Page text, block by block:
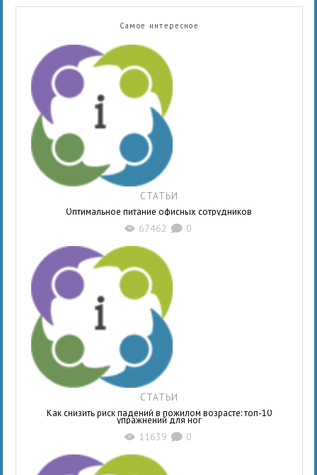
Самое интересное
СТАТЬИ
Оптимальное питание офисных сотрудников
X 67462 K 0
СТАТЬИ
Как снизить риск падений в пожилом возрасте: топ-10
упражнений для ног
X 11639 K 0